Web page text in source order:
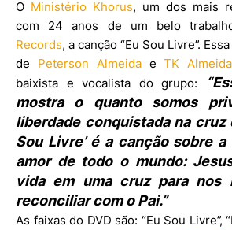
O Ministério Khorus, um dos mais
com 24 anos de um belo
Records, a canção “Eu Sou Livre”.
de Peterson AlmeidaeTK Almeida
baixista e vocalista do grupo:
mostra o quanto somos
liberdade conquistada na cruz
Sou Livre’ é a canção sobre
amor de todo o mundo:
vida em uma cruz para nos
reconciliar com o Pai.”
As faixas do DVD são: “Eu Sou Livre”,